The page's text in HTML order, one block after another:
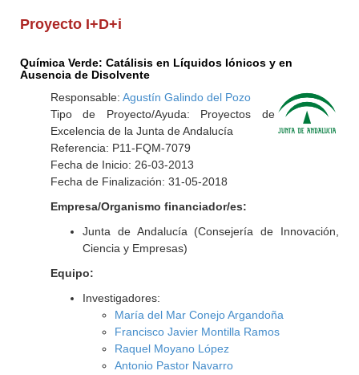
Proyecto I+D+i
Química Verde: Catálisis en Líquidos Iónicos y en
Ausencia de Disolvente
Responsable: Agustín Galindo del Pozo
Tipo de Proyecto/Ayuda: Proyectos de
Excelencia de la Junta de Andalucía
Referencia: P11-FQM-7079
Fecha de Inicio: 26-03-2013
Fecha de Finalización: 31-05-2018
Empresa/Organismo financiador/es:
Junta de Andalucía (Consejería de Innovación,
Ciencia y Empresas)
Equipo:
Investigadores:
María del Mar Conejo Argandoña
Francisco Javier Montilla Ramos
Raquel Moyano López
Antonio Pastor Navarro